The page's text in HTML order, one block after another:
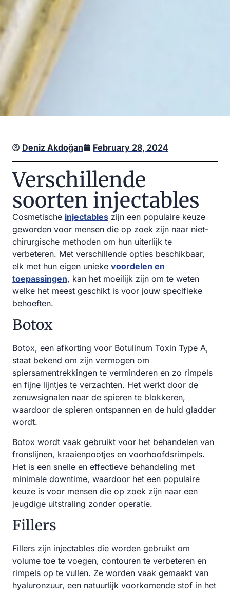
Deniz Akdoğan February 28, 2024
Verschillende
soorten injectables
Cosmetische injectables zijn een populaire keuze
geworden voor mensen die op zoek zijn naar niet-
chirurgische methoden om hun uiterlijk te
verbeteren. Met verschillende opties beschikbaar,
elk met hun eigen unieke voordelen en
toepassingen, kan het moeilijk zijn om te weten
welke het meest geschikt is voor jouw specifieke
behoeften.
Botox
Botox, een afkorting voor Botulinum Toxin Type A,
staat bekend om zijn vermogen om
spiersamentrekkingen te verminderen en zo rimpels
en fijne lijntjes te verzachten. Het werkt door de
zenuwsignalen naar de spieren te blokkeren,
waardoor de spieren ontspannen en de huid gladder
wordt.
Botox wordt vaak gebruikt voor het behandelen van
fronslijnen, kraaienpootjes en voorhoofdsrimpels.
Het is een snelle en effectieve behandeling met
minimale downtime, waardoor het een populaire
keuze is voor mensen die op zoek zijn naar een
jeugdige uitstraling zonder operatie.
Fillers
Fillers zijn injectables die worden gebruikt om
volume toe te voegen, contouren te verbeteren en
rimpels op te vullen. Ze worden vaak gemaakt van
hyaluronzuur, een natuurlijk voorkomende stof in het